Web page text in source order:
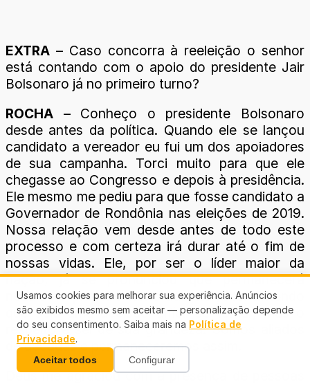
EXTRA – Caso concorra à reeleição o senhor
está contando com o apoio do presidente Jair
Bolsonaro já no primeiro turno?
ROCHA – Conheço o presidente Bolsonaro
desde antes da política. Quando ele se lançou
candidato a vereador eu fui um dos apoiadores
de sua campanha. Torci muito para que ele
chegasse ao Congresso e depois à presidência.
Ele mesmo me pediu para que fosse candidato a
Governador de Rondônia nas eleições de 2019.
Nossa relação vem desde antes de todo este
processo e com certeza irá durar até o fim de
nossas vidas. Ele, por ser o líder maior da
nação, já se pronunciou que permanecerá
neutro no primeiro turno das eleições. Entendo
que seja uma decisão difícil se tomar, mas o
respeito e sei de sua grandeza. Somos aliados
de décadas e permaneceremos assim.
Deus me agraciou com a presença de pessoas
Usamos cookies para melhorar sua experiência. Anúncios
são exibidos mesmo sem aceitar — personalização depende
do seu consentimento. Saiba mais na Política de
Privacidade.
Aceitar todos Configurar